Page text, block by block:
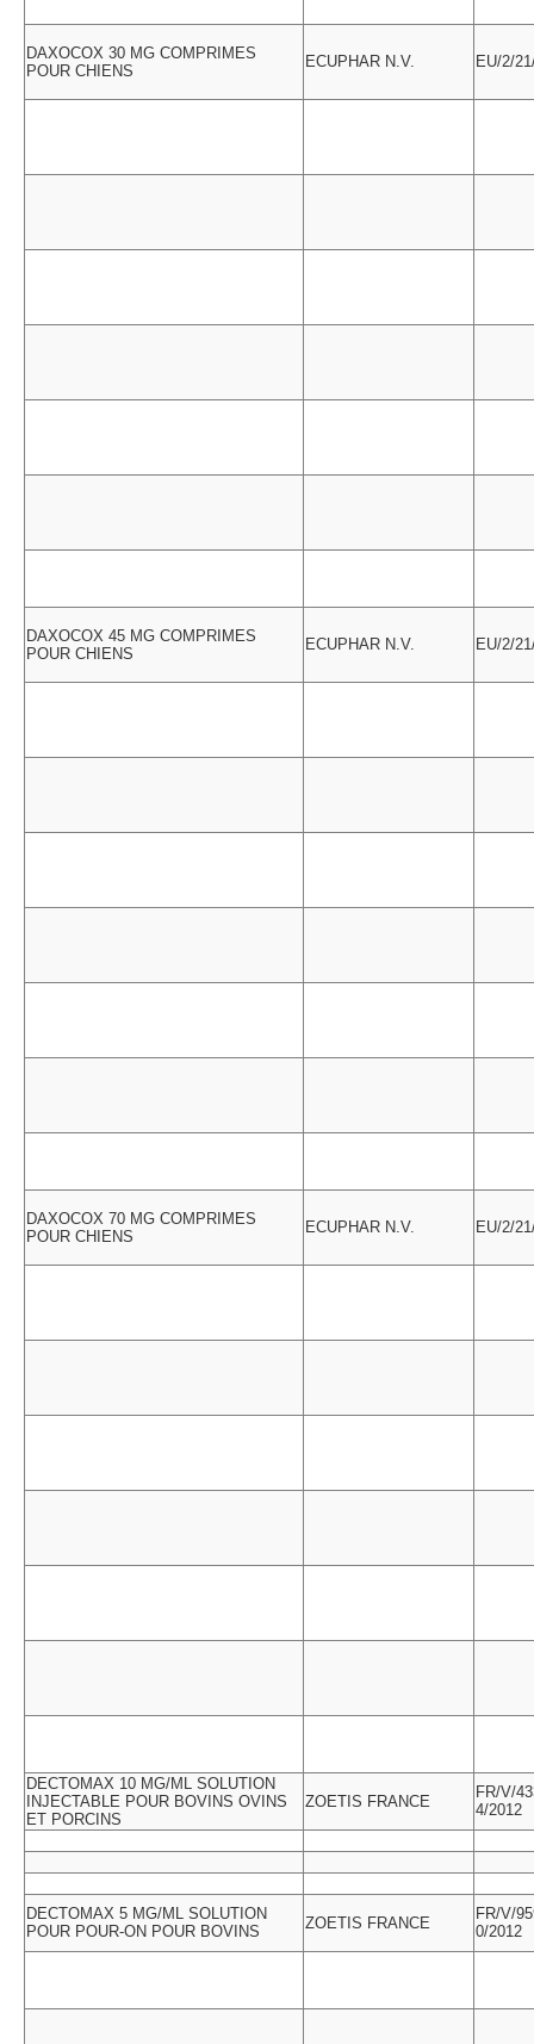
DAXOCOX 30 MG COMPRIMES
POUR CHIENS
ECUPHAR N.V. EU/2/
DAXOCOX 45 MG COMPRIMES
POUR CHIENS
ECUPHAR N.V. EU/2/
DAXOCOX 70 MG COMPRIMES
POUR CHIENS
ECUPHAR N.V. EU/2/
DECTOMAX 10 MG/ML SOLUTION
INJECTABLE POUR BOVINS OVINS
ET PORCINS
ZOETIS FRANCE
FR/V/
4/2012
DECTOMAX 5 MG/ML SOLUTION
POUR POUR-ON POUR BOVINS
ZOETIS FRANCE
FR/V/
0/2012